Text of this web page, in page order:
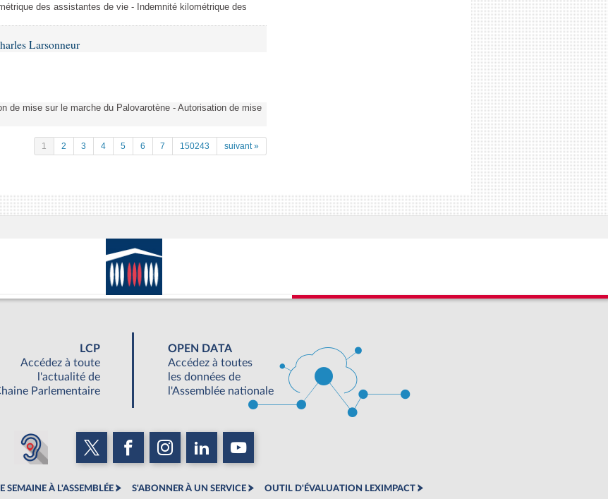
des assistantes de vie - Indemnité kilométrique des
Larsonneur
de mise sur le marche du Palovarotène - Autorisation de mise
1 2 3 4 5 6 7 150243 suivant »
LCP
Accédez à toute
l'actualité de
Parlementaire
OPEN DATA
Accédez à toutes
les données de
l'Assemblée nationale
SEMAINE À L'ASSEMBLÉE S'ABONNER À UN SERVICE OUTIL D'ÉVALUATION LEXIMPACT